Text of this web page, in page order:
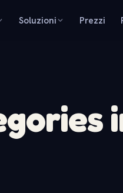
Soluzioni Prezzi